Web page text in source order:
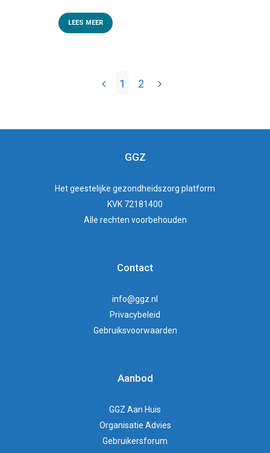
LEES MEER
1 2
GGZ
Hetgeestelijke gezondheidszorg platform
KVK 72181400
Alle rechten voorbehouden
Contact
info@ggz.nl
Privacybeleid
Gebruiksvoorwaarden
Aanbod
GGZ Aan Huis
Organisatie Advies
Gebruikersforum